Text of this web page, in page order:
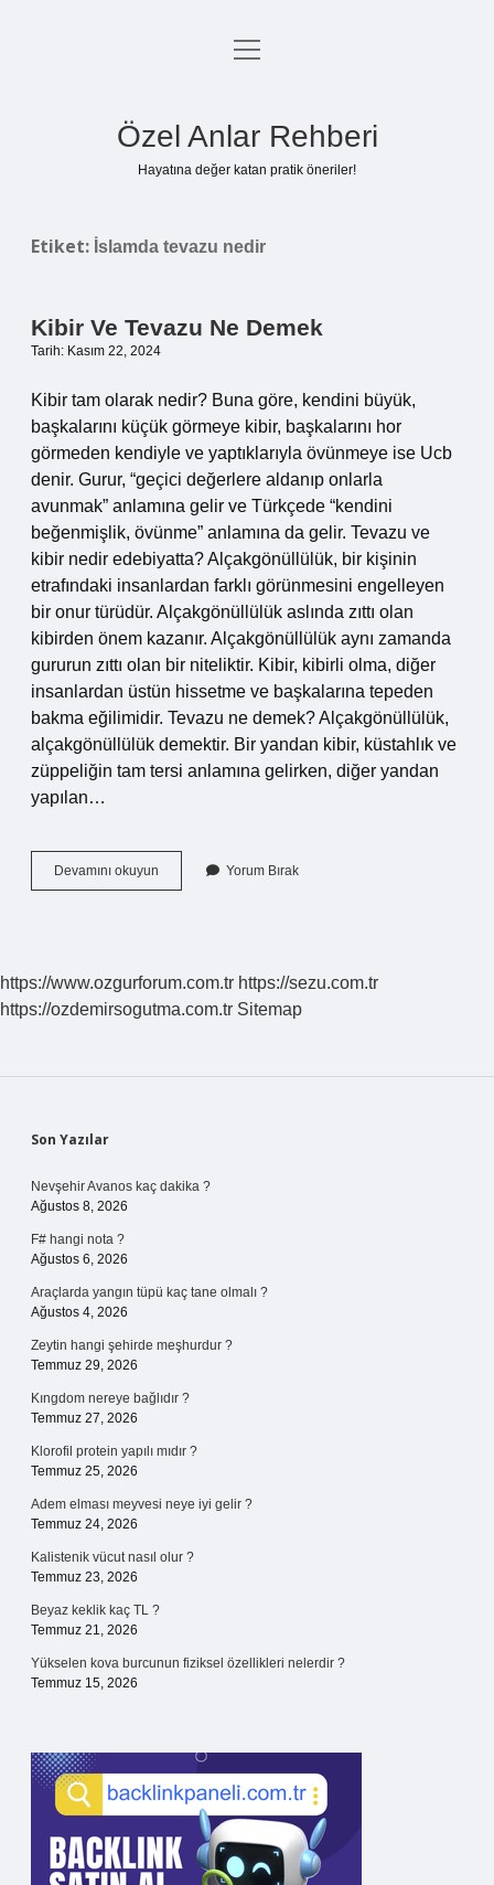
Anasayfa
menüyü
Özel Anlar Rehberi
Hayatına değer katan pratik öneriler!
Etiket: İslamda tevazu nedir
Kibir Ve Tevazu Ne Demek
Tarih: Kasım 22, 2024
Kibir tam olarak nedir? Buna göre, kendini büyük,
başkalarını küçük görmeye kibir, başkalarını hor
görmeden kendiyle ve yaptıklarıyla övünmeye ise Ucb
denir. Gurur, “geçici değerlere aldanıp onlarla
avunmak” anlamına gelir ve Türkçede “kendini
beğenmişlik, övünme” anlamına da gelir. Tevazu ve
kibir nedir edebiyatta? Alçakgönüllülük, bir kişinin
etrafındaki insanlardan farklı görünmesini engelleyen
bir onur türüdür. Alçakgönüllülük aslında zıttı olan
kibirden önem kazanır. Alçakgönüllülük aynı zamanda
gururun zıttı olan bir niteliktir. Kibir, kibirli olma, diğer
insanlardan üstün hissetme ve başkalarına tepeden
bakma eğilimidir. Tevazu ne demek? Alçakgönüllülük,
alçakgönüllülük demektir. Bir yandan kibir, küstahlık ve
züppeliğin tam tersi anlamına gelirken, diğer yandan
yapılan…
Devamını okuyun
Ve
Yorum Bırak
https://www.ozgurforum.com.tr https://sezu.com.tr
https://ozdemirsogutma.com.tr Sitemap
Sidebar
Son Yazılar
Nevşehir Avanos kaç dakika ?
Ağustos 8, 2026
F# hangi nota ?
Ağustos 6, 2026
Araçlarda yangın tüpü kaç tane olmalı ?
Ağustos 4, 2026
Zeytin hangi şehirde meşhurdur ?
Temmuz 29, 2026
Kıngdom nereye bağlıdır ?
Temmuz 27, 2026
Klorofil protein yapılı mıdır ?
Temmuz 25, 2026
Adem elması meyvesi neye iyi gelir ?
Temmuz 24, 2026
Kalistenik vücut nasıl olur ?
Temmuz 23, 2026
Beyaz keklik kaç TL ?
Temmuz 21, 2026
Yükselen kova burcunun fiziksel özellikleri nelerdir ?
Temmuz 15, 2026